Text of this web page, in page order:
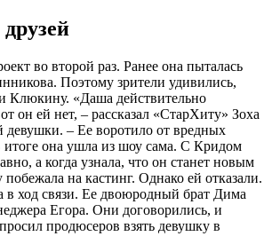
во второй раз. Ранее она пыталась
Поэтому зрители удивились,
Клюкину. «Даша действительно
он ей нет, – рассказал «СтарХиту» Зоха
девушки. – Ее воротило от вредных
итоге она ушла из шоу сама. С Кридом
а когда узнала, что он станет новым
побежала на кастинг. Однако ей отказали.
в ход связи. Ее двоюродный брат Дима
Егора. Они договорились, и
продюсеров взять девушку в